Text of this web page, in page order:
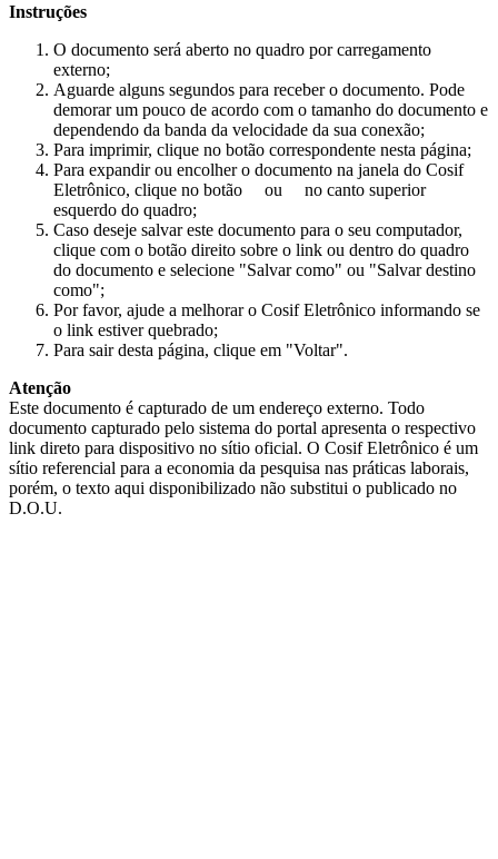
Instruções
O documento será aberto no quadro por carregamento
externo;
Aguarde alguns segundos para receber o documento. Pode
demorar um pouco de acordo com o tamanho do documento e
dependendo da banda da velocidade da sua conexão;
Para imprimir, clique no botão correspondente nesta página;
Para expandir ou encolher o documento na janela do Cosif
Eletrônico, clique no botão
ou
no canto superior
esquerdo do quadro;
Caso deseje salvar este documento para o seu computador,
clique com o botão direito sobre o link ou dentro do quadro
do documento e selecione "Salvar como" ou "Salvar destino
como";
Por favor, ajude a melhorar o Cosif Eletrônico informando se
o link estiver quebrado;
Para sair desta página, clique em "Voltar".
Atenção
Este documento é capturado de um endereço externo. Todo
documento capturado pelo sistema do portal apresenta o respectivo
link direto para dispositivo no sítio oficial. O Cosif Eletrônico é um
sítio referencial para a economia da pesquisa nas práticas laborais,
porém, o texto aqui disponibilizado não substitui o publicado no
D.O.U.